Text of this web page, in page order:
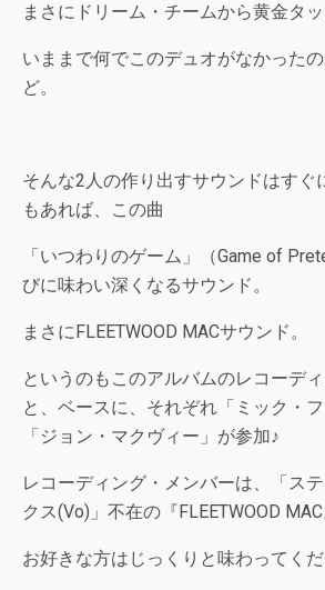
まさにドリーム・チームから黄金タ
いままで何でこのデュオがなかった
ど。
そんな2人の作り出すサウンドはすぐ
もあれば、この曲
「いつわりのゲーム」（Game of
びに味わい深くなるサウンド。
まさにFLEETWOOD MACサウンド。
というのもこのアルバムのレコーデ
と、ベースに、それぞれ「ミック・フ
「ジョン・マクヴィー」が参加♪
レコーディング・メンバーは、「ス
クス(Vo)」不在の『FLEETWOOD
お好きな方はじっくりと味わってく